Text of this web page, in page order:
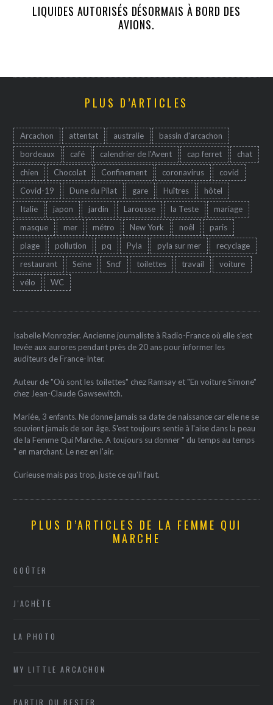
LIQUIDES AUTORISÉS DÉSORMAIS À BORD DES
AVIONS.
PLUS D’ARTICLES
Arcachon attentat australie
bassin d'arcachon
bordeaux
café calendrier de l'Avent cap ferret
chat
chien
Chocolat Confinement coronavirus
covid
Covid-19
Dune du Pilat gare Huîtres
hôtel
Italie
japon jardin Larousse la Teste
mariage
masque
mer métro New York noêl
paris
plage
pollution pq Pyla pyla sur mer
recyclage
restaurant
Seine Sncf toilettes travail
voiture
vélo
WC
Isabelle Monrozier. Ancienne journaliste à Radio-France où elle s'est
levée aux aurores pendant près de 20 ans pour informer les
auditeurs de France-Inter.
Auteur de "Où sont les toilettes" chez Ramsay et "En voiture Simone"
chez Jean-Claude Gawsewitch.
Mariée, 3 enfants. Ne donne jamais sa date de naissance car elle ne se
souvient jamais de son âge. S'est toujours sentie à l'aise dans la peau
de la Femme Qui Marche. A toujours su donner " du temps au temps
" en marchant. Le nez en l'air.
Curieuse mais pas trop, juste ce qu'il faut.
PLUS D’ARTICLES DE LA FEMME QUI
MARCHE
GOÛTER
J'ACHÈTE
LA PHOTO
MY LITTLE ARCACHON
PARTIR OU RESTER